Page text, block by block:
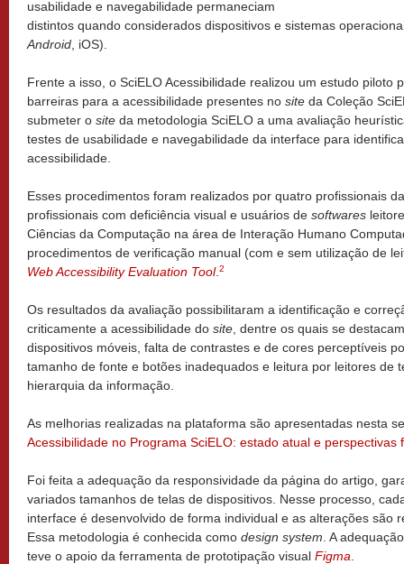
usabilidade e navegabilidade permaneciam
distintos quando considerados dispositivos e sistemas
Android , iOS).
Frente a isso, o SciELO Acessibilidade realizou um estudo piloto
barreiras para a acessibilidade presentes no site da Coleção
submeter o site da metodologia SciELO a uma avaliação
testes de usabilidade e navegabilidade da interface para
acessibilidade.
Esses procedimentos foram realizados por quatro profissionais
profissionais com deficiência visual e usuários de softwares
Ciências da Computação na área de Interação Humano
procedimentos de verificação manual (com e sem utilização de
Web Accessibility Evaluation Tool. 2
Os resultados da avaliação possibilitaram a identificação e
criticamente a acessibilidade do site , dentre os quais se
dispositivos móveis, falta de contrastes e de cores perceptíveis
tamanho de fonte e botões inadequados e leitura por leitores de
hierarquia da informação.
As melhorias realizadas na plataforma são apresentadas nesta
Acessibilidade no Programa SciELO: estado atual e perspectivas
Foi feita a adequação da responsividade da página do artigo,
variados tamanhos de telas de dispositivos. Nesse processo,
interface é desenvolvido de forma individual e as alterações são
Essa metodologia é conhecida como design system . A
teve o apoio da ferramenta de prototipação visual Figma